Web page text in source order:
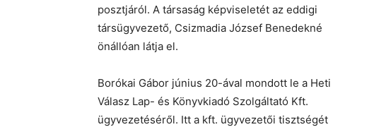
posztjáról. A társaság képviseletét az eddigi
társügyvezető, Csizmadia József Benedekné
önállóan látja el.
Borókai Gábor június 20-ával mondott le a Heti
Válasz Lap- és Könyvkiadó Szolgáltató Kft.
ügyvezetéséről. Itt a kft. ügyvezetői tisztségét